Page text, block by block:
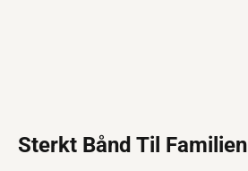
Sterkt Bånd Til Familien